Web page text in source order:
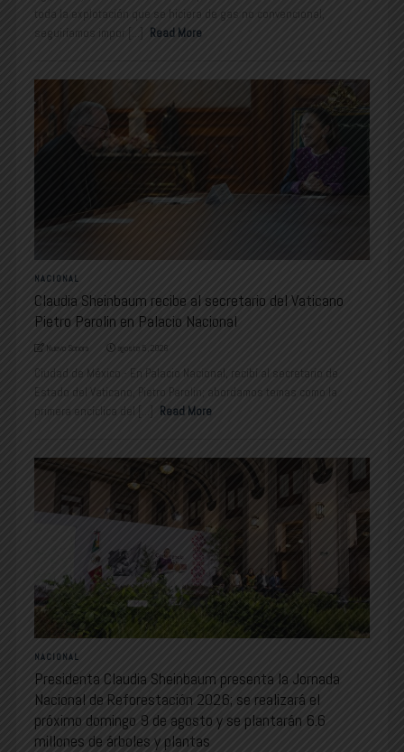
toda la explotación que se hiciera de gas no convencional,
seguiríamos impor [...]
Read More
NACIONAL
Claudia Sheinbaum recibe al secretario del Vaticano
Pietro Parolin en Palacio Nacional
Nuevo Sonora agosto 5, 2026
Ciudad de México.- En Palacio Nacional, recibí al secretario de
Estado del Vaticano, Pietro Parolin; abordamos temas como la
primera encíclica del [...]
Read More
NACIONAL
Presidenta Claudia Sheinbaum presenta la Jornada
Nacional de Reforestación 2026; se realizará el
próximo domingo 9 de agosto y se plantarán 6.6
millones de árboles y plantas